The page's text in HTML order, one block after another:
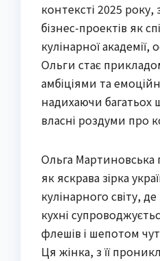
контексті 2025 року,
бізнес-проектів як
кулінарної
Ольги стає
амбіціями та
надихаючи багатьох
власні роздуми про
Ольга Мартиновська
як яскрава зірка
кулінарного світу,
кухні
флешів і шепотом
Ця жінка, з її